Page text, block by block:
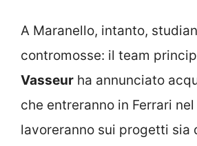
A Maranello, intanto,
contromosse: il team
Vasseur ha annunciato
che entreranno in Ferrari
lavoreranno sui progetti sia